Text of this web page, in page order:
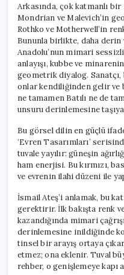
Arkasında, çok katmanlı
Mondrian ve Malevich’in
Rothko ve Motherwell’in
Bununla birlikte, daha derin
Anadolu’nun mimari
anlayışı, kubbe ve
geometrik diyalog.
onlar kendiliğinden gelir ve
ne tamamen Batılı ne de
unsuru derinlemesine
Bu görsel dilin en güçlü
‘Evren Tasarımları’
tuvale yayılır: güneşin
ham enerjisi. Bu kırmızı,
ve evrenin ilahi düzeni ile
İsmail Ateş’i anlamak, bu
gerektirir. İlk bakışta renk
kazandığında mimari
derinlemesine inildiğinde
tinsel bir arayış ortaya
etmez; ona eklenir. Tuval
rehber, o genişlemeye kapı